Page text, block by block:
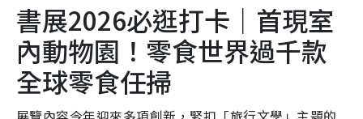
書展2026必逛打卡｜首現室
內動物園！零食世界過千款
全球零食任掃